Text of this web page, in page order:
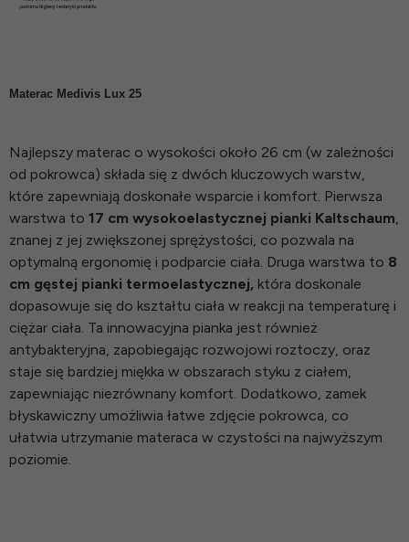
Materac Medivis Lux 25
Najlepszy materac o wysokości około 26 cm (w zależności
od pokrowca) składa się z dwóch kluczowych warstw,
które zapewniają doskonałe wsparcie i komfort. Pierwsza
warstwa to 17 cm wysokoelastycznej pianki Kaltschaum,
znanej z jej zwiększonej sprężystości, co pozwala na
optymalną ergonomię i podparcie ciała. Druga warstwa to 8
cm gęstej pianki termoelastycznej, która doskonale
dopasowuje się do kształtu ciała w reakcji na temperaturę i
ciężar ciała. Ta innowacyjna pianka jest również
antybakteryjna, zapobiegając rozwojowi roztoczy, oraz
staje się bardziej miękka w obszarach styku z ciałem,
zapewniając niezrównany komfort. Dodatkowo, zamek
błyskawiczny umożliwia łatwe zdjęcie pokrowca, co
ułatwia utrzymanie materaca w czystości na najwyższym
poziomie.